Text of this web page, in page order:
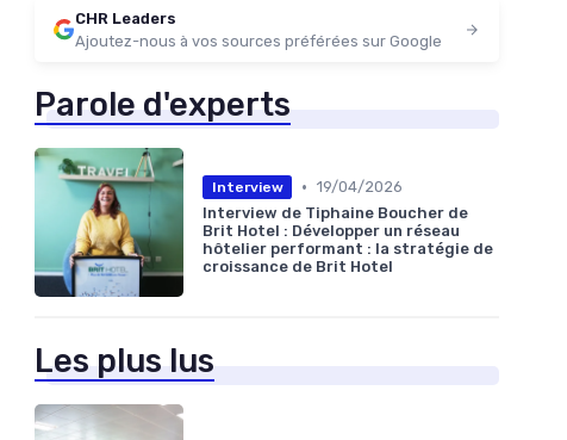
CHR Leaders
Ajoutez-nous à vos sources préférées sur Google
Parole d'experts
Interview • 19/04/2026
Interview de Tiphaine Boucher de
Brit Hotel : Développer un réseau
hôtelier performant : la stratégie de
croissance de Brit Hotel
Les plus lus